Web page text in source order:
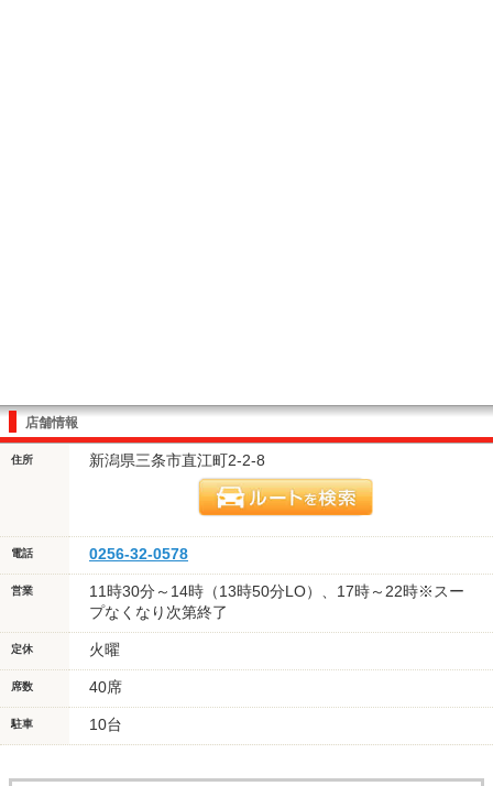
店舗情報
住所 新潟県三条市直江町2-2-8
電話 0256-32-0578
営業
11時30分～14時（13時50分LO）、17時～22時※スー
プなくなり次第終了
定休 火曜
席数 40席
駐車 10台